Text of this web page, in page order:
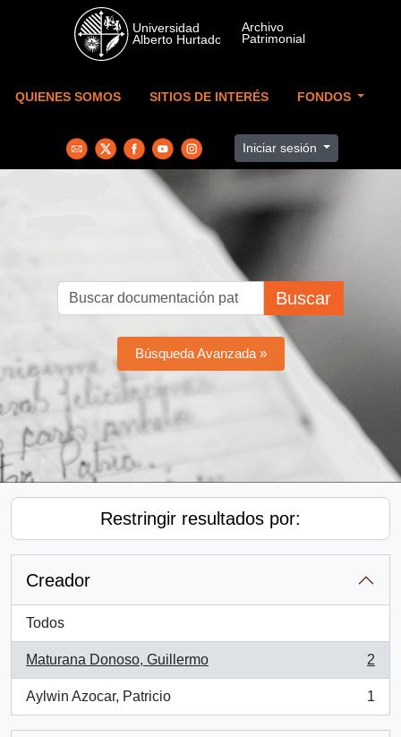
Skip to main content
QUIENES SOMOS SITIOS DE INTERÉS FONDOS
Iniciar sesión
Buscar
Búsqueda Avanzada »
Restringir resultados por:
Creador
Todos
Maturana Donoso, Guillermo
, 2 resultados
2
Aylwin Azocar, Patricio
, 1 resultados
1